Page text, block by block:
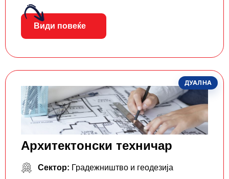
Види повеќе
ДУАЛНА
Архитектонски техничар
Сектор: Градежништво и геодезија